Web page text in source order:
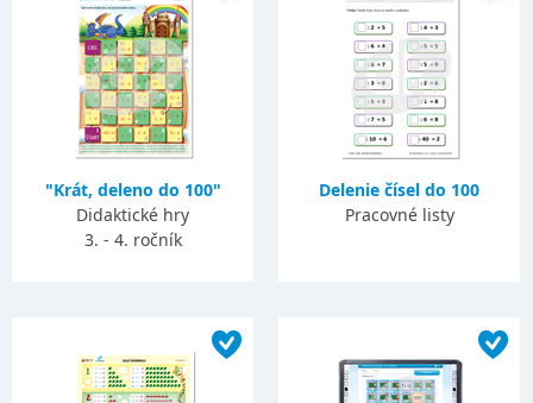
"Krát, deleno do 100"
Didaktické hry
3. - 4. ročník
Delenie čísel do 100
Pracovné listy